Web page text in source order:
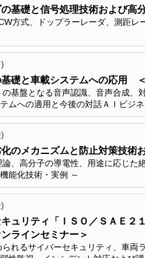
基礎と信号処理技術および
方式、ドップラーレーダ、測距
礎と車載システムへの応用
の基盤となる音声認識、音声合成
ムへの適用と今後の対話ＡＩビジ
のメカニズムと防止対策技
、高分子の導電性、用途に応じた
能化技術・実例 ～
ュリティ「ＩＳＯ／ＳＡＥ２
ラインセミナー＞
られるサイバーセキュリティ、車